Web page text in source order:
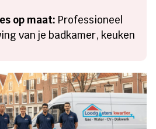
op maat: Professioneel
van je badkamer, keuken